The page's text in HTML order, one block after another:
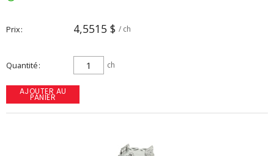
Prix 4,5515 $ / ch
Quantité ch
AJOUTER AU
PANIER